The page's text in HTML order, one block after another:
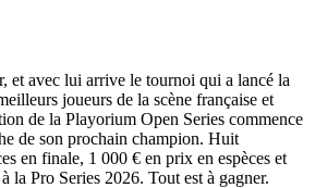
et avec lui arrive le tournoi qui a lancé la
joueurs de la scène française et
de la Playorium Open Series commence
de son prochain champion. Huit
en finale, 1 000 € en prix en espèces et
la Pro Series 2026. Tout est à gagner.